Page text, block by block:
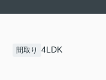
間取り 4LDK